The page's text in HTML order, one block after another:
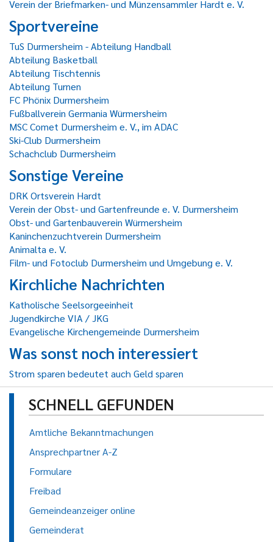
Verein der Briefmarken- und Münzensammler Hardt e. V.
Sportvereine
TuS Durmersheim - Abteilung Handball
Abteilung Basketball
Abteilung Tischtennis
Abteilung Turnen
FC Phönix Durmersheim
Fußballverein Germania Würmersheim
MSC Comet Durmersheim e. V., im ADAC
Ski-Club Durmersheim
Schachclub Durmersheim
Sonstige Vereine
DRK Ortsverein Hardt
Verein der Obst- und Gartenfreunde e. V. Durmersheim
Obst- und Gartenbauverein Würmersheim
Kaninchenzuchtverein Durmersheim
Animalta e. V.
Film- und Fotoclub Durmersheim und Umgebung e. V.
Kirchliche Nachrichten
Katholische Seelsorgeeinheit
Jugendkirche VIA / JKG
Evangelische Kirchengemeinde Durmersheim
Was sonst noch interessiert
Strom sparen bedeutet auch Geld sparen
SCHNELL GEFUNDEN
Amtliche Bekanntmachungen
Ansprechpartner A-Z
Formulare
Freibad
Gemeindeanzeiger online
Gemeinderat